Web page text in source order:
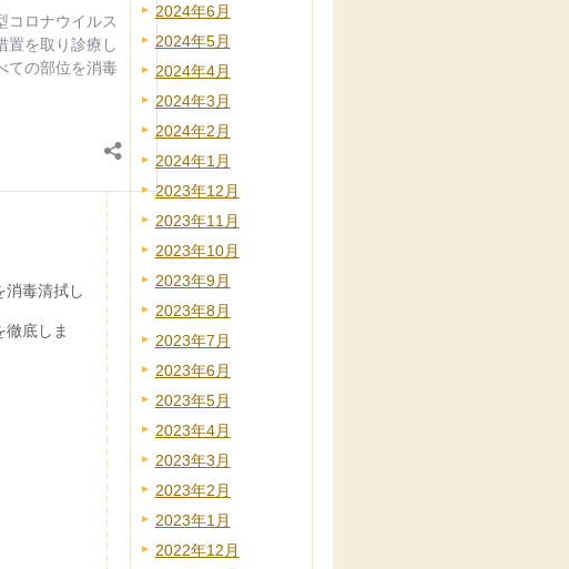
消毒清拭し
徹底しま
2024年6月
2024年5月
2024年4月
2024年3月
2024年2月
2024年1月
2023年12月
2023年11月
2023年10月
2023年9月
2023年8月
2023年7月
2023年6月
2023年5月
2023年4月
2023年3月
2023年2月
2023年1月
2022年12月